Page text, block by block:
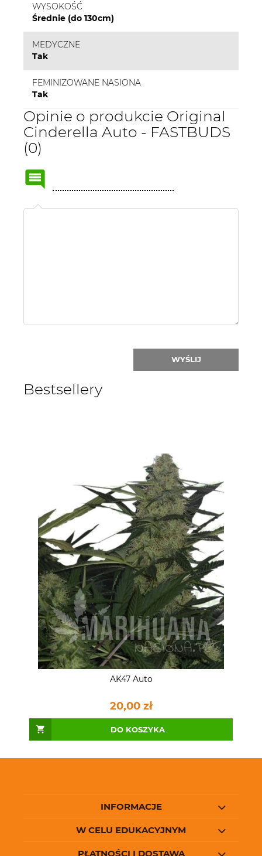
WYSOKOŚĆ
Średnie (do 130cm)
MEDYCZNE
Tak
FEMINIZOWANE NASIONA
Tak
Opinie o produkcie Original
Cinderella Auto - FASTBUDS
(0)
WYŚLIJ
Bestsellery
AK47 Auto
20,00 zł
DO KOSZYKA
INFORMACJE
W CELU EDUKACYJNYM
PŁATNOŚCI I DOSTAWA